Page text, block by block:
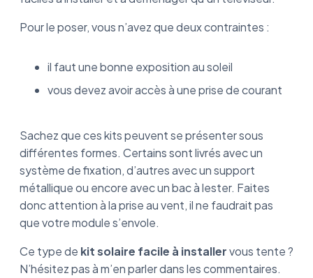
Pour le poser, vous n’avez que deux contraintes :
il faut une bonne exposition au soleil
vous devez avoir accès à une prise de courant
Sachez que ces kits peuvent se présenter sous
différentes formes. Certains sont livrés avec un
système de fixation, d’autres avec un support
métallique ou encore avec un bac à lester. Faites
donc attention à la prise au vent, il ne faudrait pas
que votre module s’envole.
Ce type de kit solaire facile à installervous tente ?
N’hésitez pas à m’en parler dans les commentaires.